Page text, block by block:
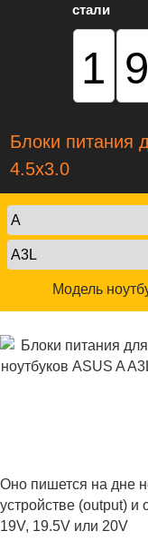
стали
Блоки питания
4.5x3.0
Модель
Оно пишется на дне
устройстве (output) и
19V, 19.5V или 20V